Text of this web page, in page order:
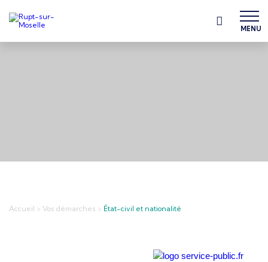
MENU
Accueil > Vos démarches > État-civil et nationalité